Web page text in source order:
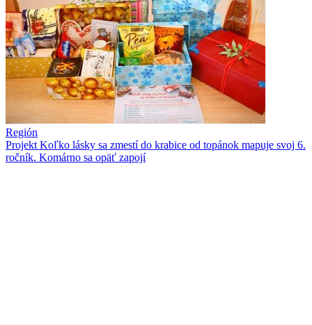
Región
Projekt Koľko lásky sa zmestí do krabice od topánok mapuje svoj 6.
ročník. Komárno sa opäť zapojí